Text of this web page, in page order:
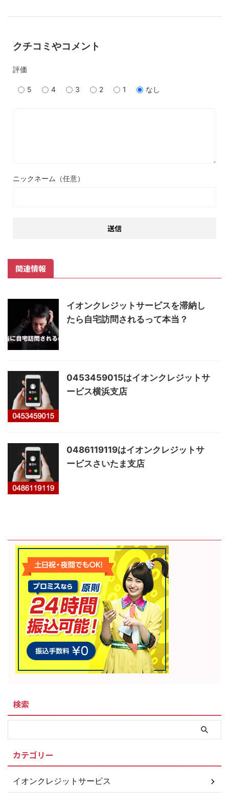
クチコミやコメント
評価
5 4 3 2 1 なし
ニックネーム（任意）
関連情報
イオンクレジットサービスを滞納し
たら自宅訪問されるって本当？
0453459015はイオンクレジットサ
ービス横浜支店
0486119119はイオンクレジットサ
ービスさいたま支店
検索
カテゴリー
イオンクレジットサービス